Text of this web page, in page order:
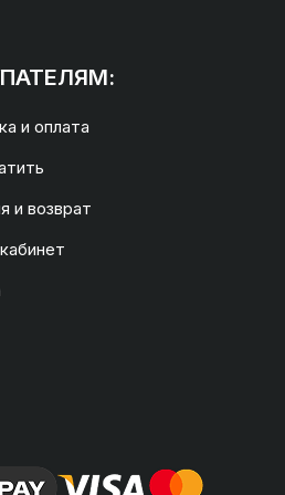
и оплата
и возврат